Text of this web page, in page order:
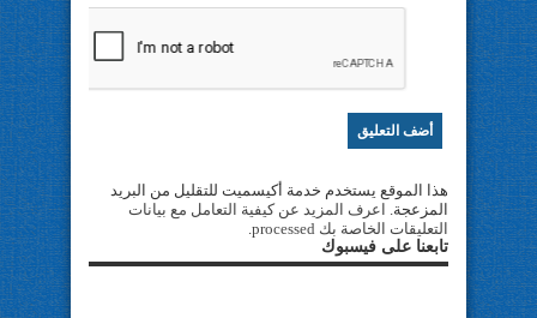
هذا الموقع يستخدم خدمة أكيسميت للتقليل من البريد
المزعجة. اعرف المزيد عن كيفية التعامل مع بيانات
التعليقات الخاصة بك processed
.
تابعنا على فيسبوك